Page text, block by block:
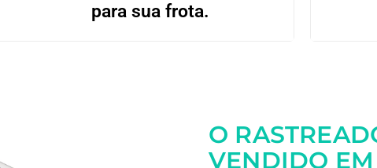
para sua frota.
O
VENDIDO